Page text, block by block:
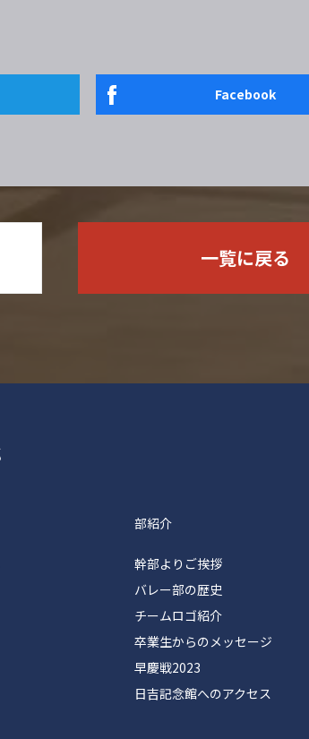
Facebook
一覧に戻る
部紹介
幹部よりご挨拶
バレー部の歴史
チームロゴ紹介
卒業生からのメッセージ
早慶戦2023
日吉記念館へのアクセス